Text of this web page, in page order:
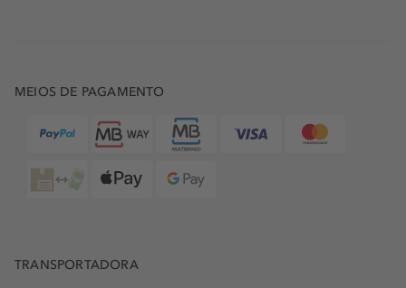
MEIOS DE PAGAMENTO
TRANSPORTADORA